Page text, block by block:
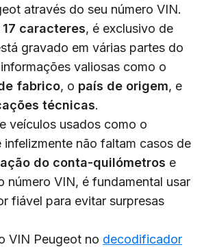
através do seu número VIN.
17 caracteres, é exclusivo de
gravado em várias partes do
valiosas como o
fabrico, o país de origem, e
técnicas.
veículos usados como o
infelizmente não faltam casos de
do conta-quilómetros e
número VIN, é fundamental usar
fiável para evitar surpresas
VIN Peugeot no decodificador